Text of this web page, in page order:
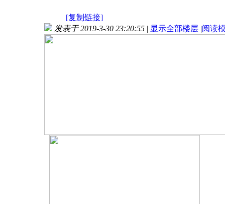
[复制链接]
发表于 2019-3-30 23:20:55 | 显示全部楼层 |阅读